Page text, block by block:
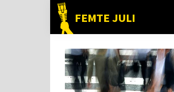
huvudnavigering
FEMTE JULI
Nätet
folket!